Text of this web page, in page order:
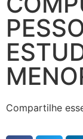
Compartilhe